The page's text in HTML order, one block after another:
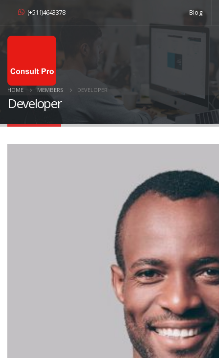
(+511)4643378 Blog
HOME MEMBERS DEVELOPER
Developer